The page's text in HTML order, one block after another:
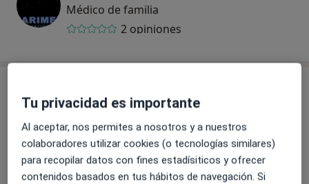
Médico de familia
2 opiniones
Ampliar
Tu privacidad es importante
Al aceptar, nos permites a nosotros y a nuestros
colaboradores utilizar cookies (o tecnologías similares)
para recopilar datos con fines estadísiticos y ofrecer
contenidos basados en tus hábitos de navegación. Si